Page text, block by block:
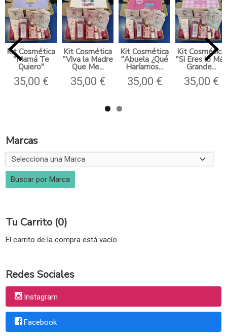
Marcas
Tu Carrito (0)
El carrito de la compra está vacío
Redes Sociales
Instagram
Facebook
Kit Cosmética
"Mamá Te
Quiero"
35,00 €
Kit Cosmética
"Viva la Madre
Que Me...
35,00 €
Kit Cosmética
"Abuela ¿Qué
Haríamos...
35,00 €
Kit Cosmética
"Si Eres lo Más
Grande...
35,00 €